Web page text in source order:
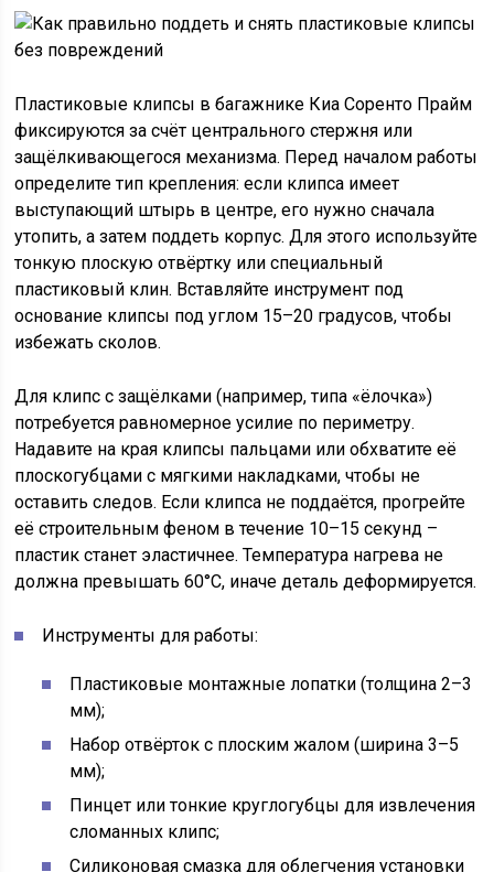
Пластиковые клипсы в багажнике Киа Соренто Прайм
фиксируются за счёт центрального стержня или
защёлкивающегося механизма. Перед началом работы
определите тип крепления: если клипса имеет
выступающий штырь в центре, его нужно сначала
утопить, а затем поддеть корпус. Для этого используйте
тонкую плоскую отвёртку или специальный
пластиковый клин. Вставляйте инструмент под
основание клипсы под углом 15–20 градусов, чтобы
избежать сколов.
Для клипс с защёлками (например, типа «ёлочка»)
потребуется равномерное усилие по периметру.
Надавите на края клипсы пальцами или обхватите её
плоскогубцами с мягкими накладками, чтобы не
оставить следов. Если клипса не поддаётся, прогрейте
её строительным феном в течение 10–15 секунд –
пластик станет эластичнее. Температура нагрева не
должна превышать 60°C, иначе деталь деформируется.
Инструменты для работы:
Пластиковые монтажные лопатки (толщина 2–3
мм);
Набор отвёрток с плоским жалом (ширина 3–5
мм);
Пинцет или тонкие круглогубцы для извлечения
сломанных клипс;
Силиконовая смазка для облегчения установки